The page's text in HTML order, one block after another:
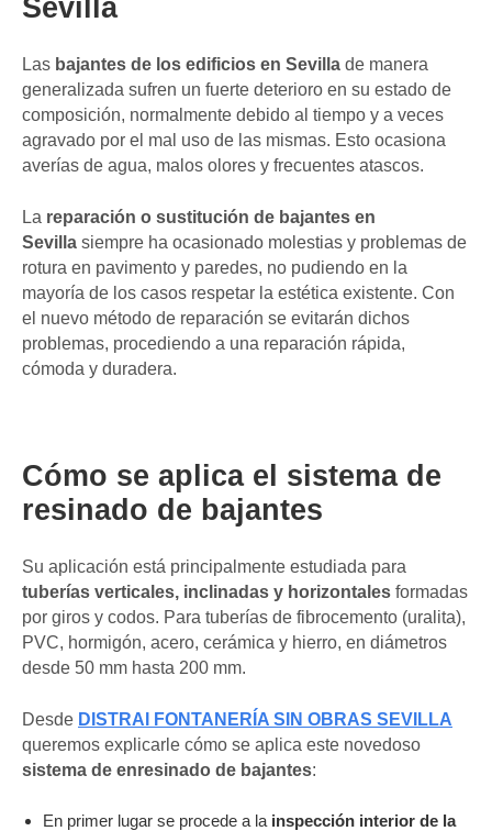
Sevilla
Las bajantes de los edificios en Sevilla de manera
generalizada sufren un fuerte deterioro en su estado de
composición, normalmente debido al tiempo y a veces
agravado por el mal uso de las mismas. Esto ocasiona
averías de agua, malos olores y frecuentes atascos.
La reparación o sustitución de bajantes en
Sevilla siempre ha ocasionado molestias y problemas de
rotura en pavimento y paredes, no pudiendo en la
mayoría de los casos respetar la estética existente. Con
el nuevo método de reparación se evitarán dichos
problemas, procediendo a una reparación rápida,
cómoda y duradera.
Cómo se aplica el sistema de
resinado de bajantes
Su aplicación está principalmente estudiada para
tuberías verticales, inclinadas y horizontales formadas
por giros y codos. Para tuberías de fibrocemento (uralita),
PVC, hormigón, acero, cerámica y hierro, en diámetros
desde 50 mm hasta 200 mm.
Desde DISTRAI FONTANERÍA SIN OBRAS SEVILLA
queremos explicarle cómo se aplica este novedoso
sistema de enresinado de bajantes:
En primer lugar se procede a la inspección interior de la